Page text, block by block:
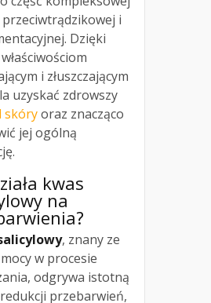
i
Dzięki
i złuszczającym
uzyskać zdrowszy
skóryoraz znacząco
jej ogólną
kwas
na
, znany ze
w procesie
odgrywa istotną
przebarwień,